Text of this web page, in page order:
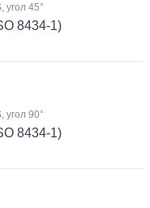
угол 45°
8434-1)
угол 90°
8434-1)